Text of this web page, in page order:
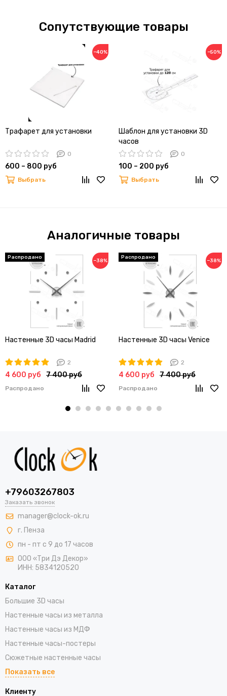
Сопутствующие товары
−40%
Трафарет для установки
0
600 – 800 руб
Выбрать
−50%
Шаблон для установки 3D
часов
0
100 – 200 руб
Выбрать
Аналогичные товары
−38%
Настенные 3D часы Madrid
2
4 600 руб 7 400 руб
Распродано
−38%
Настенные 3D часы Venice
2
4 600 руб 7 400 руб
Распродано
+79603267803
Заказать звонок
manager@clock-ok.ru
г. Пенза
пн - пт с 9 до 17 часов
ООО «Три Дэ Декор»
ИНН: 5834120520
Каталог
Большие 3D часы
Настенные часы из металла
Настенные часы из МДФ
Настенные часы-постеры
Сюжетные настенные часы
Показать все
Клиенту